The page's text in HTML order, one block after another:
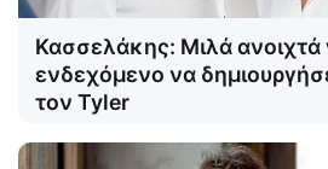
Κασσελάκης: Μιλά ανοιχτά
ενδεχόμενο να
τον Tyler